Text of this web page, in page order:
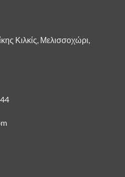
Κιλκίς, Μελισσοχώρι,